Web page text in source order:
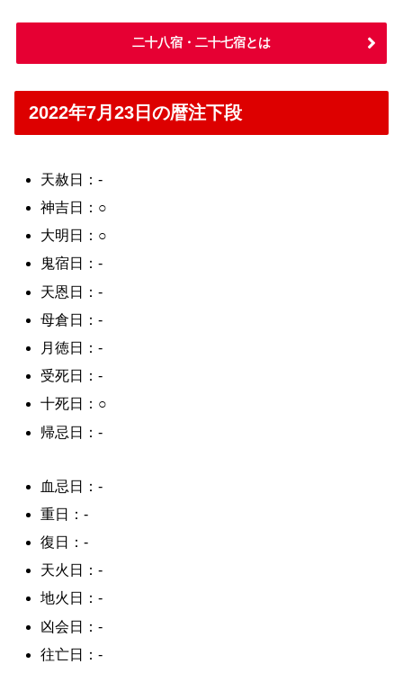
二十八宿・二十七宿とは
2022年7月23日の暦注下段
天赦日：-
神吉日：○
大明日：○
鬼宿日：-
天恩日：-
母倉日：-
月徳日：-
受死日：-
十死日：○
帰忌日：-
血忌日：-
重日：-
復日：-
天火日：-
地火日：-
凶会日：-
往亡日：-